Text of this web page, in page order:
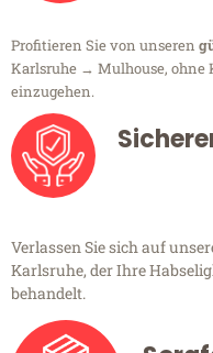
Profitieren Sie von unseren
Karlsruhe → Mulhouse, ohne
einzugehen.
Verlassen Sie sich auf
Karlsruhe, der Ihre
behandelt.